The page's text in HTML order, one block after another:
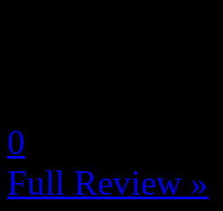
0
Full Review »